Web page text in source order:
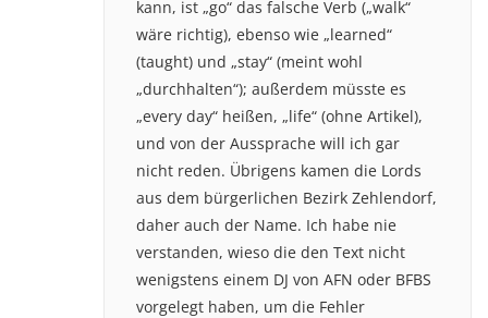
kann, ist „go“ das falsche Verb („walk“
wäre richtig), ebenso wie „learned“
(taught) und „stay“ (meint wohl
„durchhalten“); außerdem müsste es
„every day“ heißen, „life“ (ohne Artikel),
und von der Aussprache will ich gar
nicht reden. Übrigens kamen die Lords
aus dem bürgerlichen Bezirk Zehlendorf,
daher auch der Name. Ich habe nie
verstanden, wieso die den Text nicht
wenigstens einem DJ von AFN oder BFBS
vorgelegt haben, um die Fehler